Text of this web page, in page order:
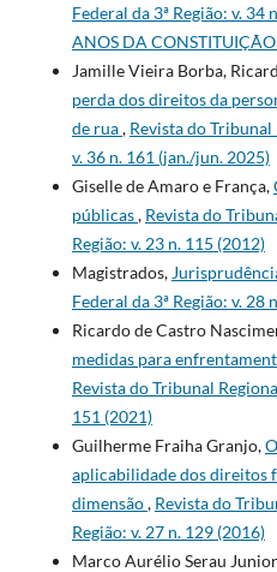
Federal da 3ª Região: v. 34
ANOS DA
Jamille Vieira Borba,
perda dos direitos da
de rua, Revista do Tribunal
v. 36 n. 161 (jan./jun. 2025)
Giselle de Amaro e França,
públicas, Revista do
Região: v. 23 n. 115 (2012)
Magistrados,
Federal da 3ª Região: v. 28
Ricardo de Castro
medidas para
Revista do Tribunal
151 (2021)
Guilherme Fraiha Granjo,
aplicabilidade dos direitos
dimensão, Revista do
Região: v. 27 n. 129 (2016)
Marco Aurélio Serau